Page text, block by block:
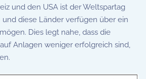
und den USA ist der Weltspartag
diese Länder verfügen über ein
Dies legt nahe, dass die
Anlagen weniger erfolgreich sind,